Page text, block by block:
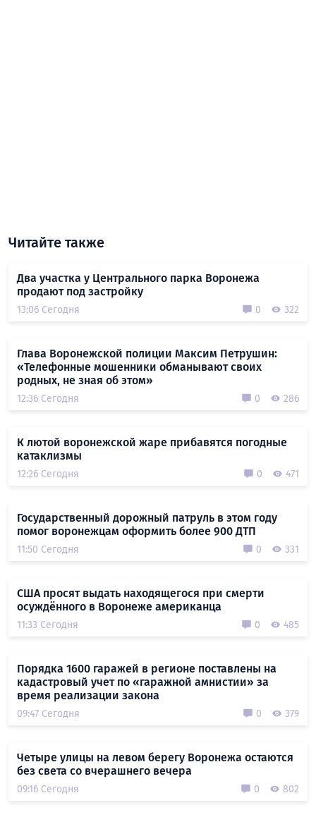
Читайте также
Два участка у Центрального парка Воронежа
продают под застройку
13:06 Сегодня 0 322
Глава Воронежской полиции Максим Петрушин:
«Телефонные мошенники обманывают своих
родных, не зная об этом»
12:36 Сегодня 0 286
К лютой воронежской жаре прибавятся погодные
катаклизмы
12:26 Сегодня 0 471
Государственный дорожный патруль в этом году
помог воронежцам оформить более 900 ДТП
11:50 Сегодня 0 331
США просят выдать находящегося при смерти
осуждённого в Воронеже американца
11:33 Сегодня 0 485
Порядка 1600 гаражей в регионе поставлены на
кадастровый учет по «гаражной амнистии» за
время реализации закона
09:47 Сегодня 0 379
Четыре улицы на левом берегу Воронежа остаются
без света со вчерашнего вечера
09:16 Сегодня 0 802